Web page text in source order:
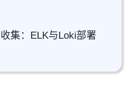
集：ELK与Loki部署